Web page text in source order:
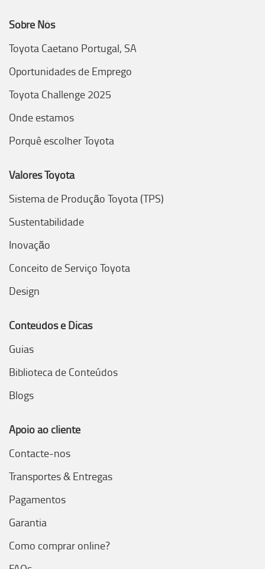
Sobre Nós
Toyota Caetano Portugal, SA
Oportunidades de Emprego
Toyota Challenge 2025
Onde estamos
Porquê escolher Toyota
Valores Toyota
Sistema de Produção Toyota (TPS)
Sustentabilidade
Inovação
Conceito de Serviço Toyota
Design
Conteúdos e Dicas
Guias
Biblioteca de Conteúdos
Blogs
Apoio ao cliente
Contacte-nos
Transportes & Entregas
Pagamentos
Garantia
Como comprar online?